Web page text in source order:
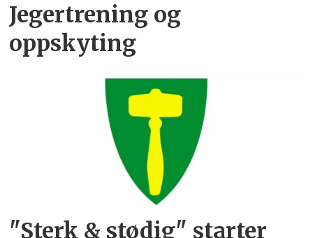
Jegertrening og
oppskyting
"Sterk & stødig" starter